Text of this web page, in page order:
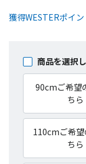
獲得WESTERポイ
商品を選択
90cmご希望
ちら
110cmご希望
ちら